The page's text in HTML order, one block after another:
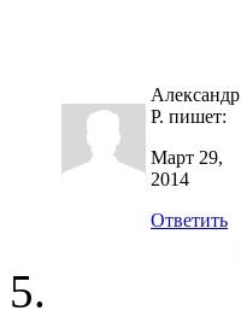
Александр
Р. пишет:
Март 29,
2014
Ответить